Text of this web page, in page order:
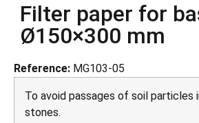
Filter paper for
Ø150×300 mm
Reference: MG103-05
To avoid passages of soil particles
stones.